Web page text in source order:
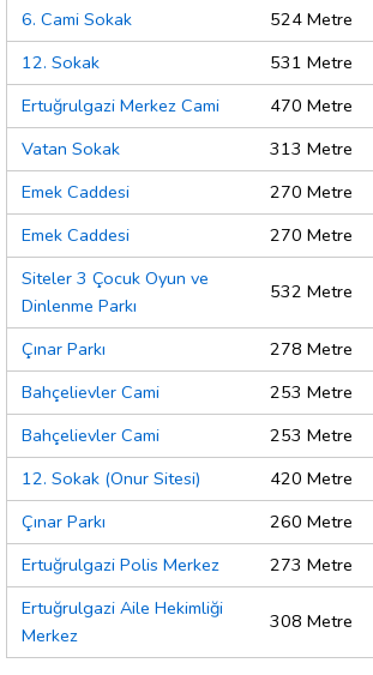
6. Cami Sokak
524 Metre
12. Sokak
531 Metre
Ertuğrulgazi Merkez Cami
470 Metre
Vatan Sokak
313 Metre
Emek Caddesi
270 Metre
Emek Caddesi
270 Metre
Siteler 3 Çocuk Oyun ve
Dinlenme Parkı
532 Metre
Çınar Parkı
278 Metre
Bahçelievler Cami
253 Metre
Bahçelievler Cami
253 Metre
12. Sokak (Onur Sitesi)
420 Metre
Çınar Parkı
260 Metre
Ertuğrulgazi Polis Merkez
273 Metre
Ertuğrulgazi Aile Hekimliği
Merkez
308 Metre